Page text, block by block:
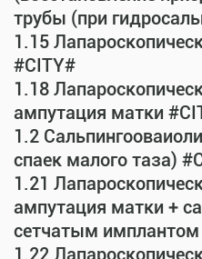
трубы (при
1.15
#CITY#
1.18
ампутация матки
1.2
спаек малого таза)
1.21
ампутация матки +
сетчатым имплантом
1.22